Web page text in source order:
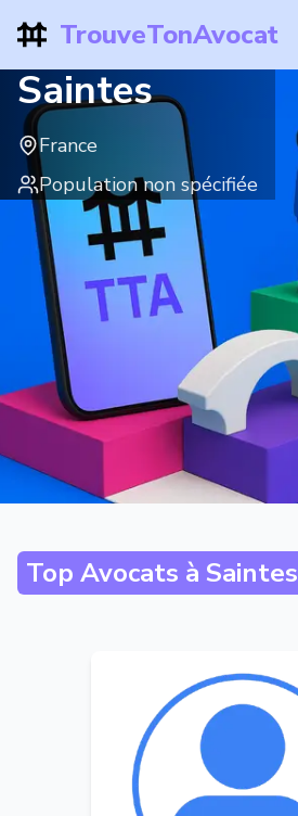
TrouveTonAvocat
Saintes
France
Population non spécifiée
Top Avocats à Saintes